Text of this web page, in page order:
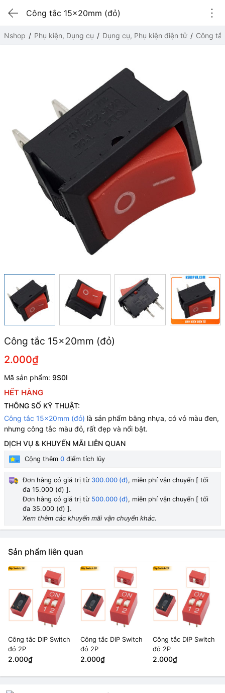
Công tắc 15x20mm (đỏ)
Nshop Phụ kiện, Dụng cụ Dụng cụ, Phụ kiện điện tử Công
Công tắc 15x20mm (đỏ)
2.000₫
Mã sản phẩm: 9S0I
HẾT HÀNG
THÔNG SỐ KỸ THUẬT:
Công tắc 15x20mm (đỏ) là sản phẩm bằng nhựa, có vỏ màu đen,
nhưng công tắc màu đỏ, rất đẹp và nổi bật.
DỊCH VỤ & KHUYẾN MÃI LIÊN QUAN
Cộng thêm 0 điểm tích lũy
Đơn hàng có giá trị từ 300.000 (đ), miễn phí vận chuyển [ tối
đa 15.000 (đ) ].
Đơn hàng có giá trị từ 500.000 (đ), miễn phí vận chuyển [ tối
đa 35.000 (đ) ].
Xem thêm các khuyến mãi vận chuyển khác.
Sản phẩm liên quan
Công tắc DIP Switch
đỏ 2P
2.000₫
Công tắc DIP Switch
đỏ 2P
2.000₫
Công tắc DIP Switch
đỏ 2P
2.000₫